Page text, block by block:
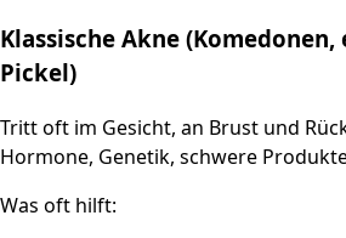
Klassische Akne
Pickel)
Tritt oft im Gesicht, an Brust und
Hormone, Genetik, schwere
Was oft hilft: